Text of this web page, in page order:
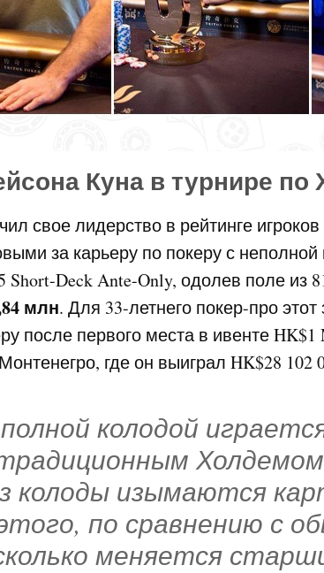
Куна в турнире по
свое лидерство в рейтинге
за карьеру по покеру с
Short-Deck Ante-Only, одолев поле из
млн. Для 33-летнего покер-про
после первого места в ивенте
где он выиграл HK$28 102
колодой
колоды изымаются
по сравнению с
меняется